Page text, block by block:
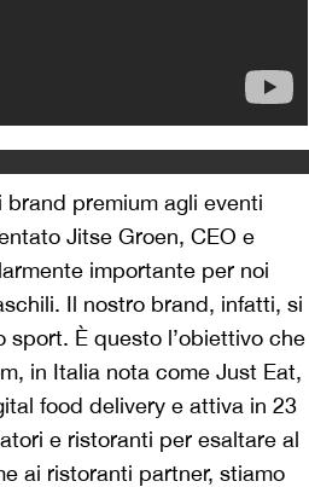
premium agli eventi
Jitse Groen, CEO e
importante per noi
Il nostro brand, infatti, si
È questo l’obiettivo che
in Italia nota come Just Eat,
food delivery e attiva in 23
e ristoranti per esaltare al
ai ristoranti partner, stiamo